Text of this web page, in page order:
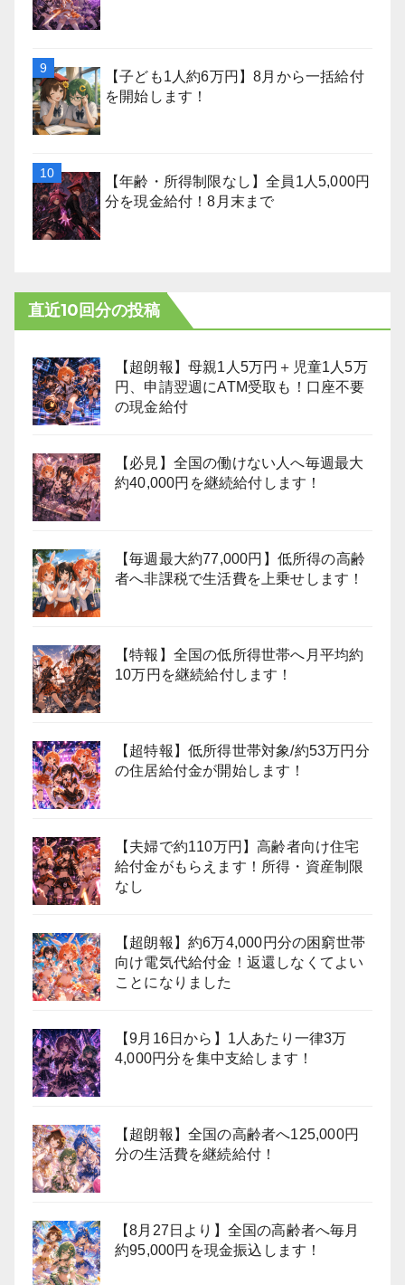
【子ども1人約6万円】8月から一括給付
を開始します！
【年齢・所得制限なし】全員1人5,000円
分を現金給付！8月末まで
直近10回分の投稿
【超朗報】母親1人5万円＋児童1人5万
円、申請翌週にATM受取も！口座不要
の現金給付
【必見】全国の働けない人へ毎週最大
約40,000円を継続給付します！
【毎週最大約77,000円】低所得の高齢
者へ非課税で生活費を上乗せします！
【特報】全国の低所得世帯へ月平均約
10万円を継続給付します！
【超特報】低所得世帯対象/約53万円分
の住居給付金が開始します！
【夫婦で約110万円】高齢者向け住宅
給付金がもらえます！所得・資産制限
なし
【超朗報】約6万4,000円分の困窮世帯
向け電気代給付金！返還しなくてよい
ことになりました
【9月16日から】1人あたり一律3万
4,000円分を集中支給します！
【超朗報】全国の高齢者へ125,000円
分の生活費を継続給付！
【8月27日より】全国の高齢者へ毎月
約95,000円を現金振込します！